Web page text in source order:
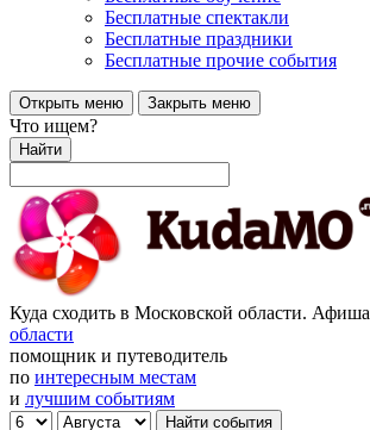
Бесплатные спектакли
Бесплатные праздники
Бесплатные прочие события
Открыть меню Закрыть меню
Что ищем?
Найти
Куда сходить в Московской области. Афиша
области
помощник и путеводитель
по интересным местам
и лучшим событиям